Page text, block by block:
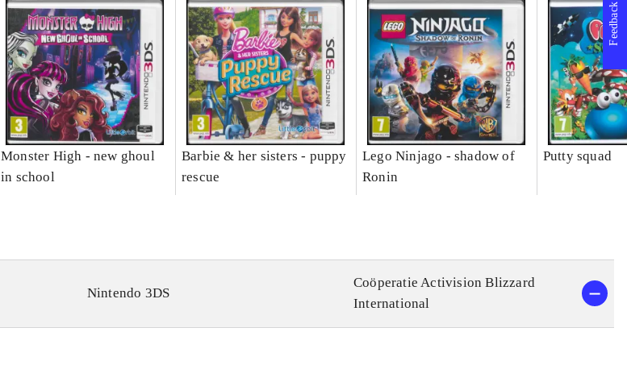
Monster High - new ghoul
in school
Barbie & her sisters - puppy
rescue
Lego Ninjago - shadow of
Ronin
Putty squad
Nintendo 3DS
Coöperatie Activision Blizzard
International
Feedback